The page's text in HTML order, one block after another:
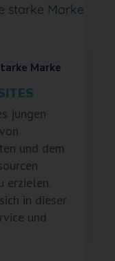
Marke
jungen
und dem
erzielen.
in dieser
und